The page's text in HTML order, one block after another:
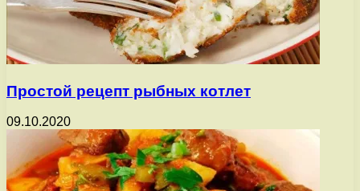
Простой рецепт рыбных котлет
09.10.2020